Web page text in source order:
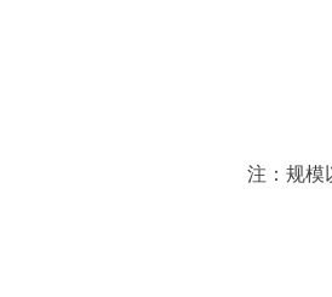
注：规模以